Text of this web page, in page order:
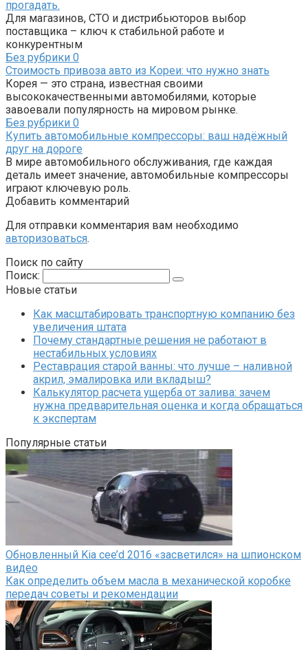
прогадать.
Для магазинов, СТО и дистрибьюторов выбор
поставщика – ключ к стабильной работе и
конкурентным
Без рубрики 0
Стоимость привоза авто из Кореи: что нужно знать
Корея — это страна, известная своими
высококачественными автомобилями, которые
завоевали популярность на мировом рынке.
Без рубрики 0
Купить автомобильные компрессоры: ваш надёжный
друг на дороге
В мире автомобильного обслуживания, где каждая
деталь имеет значение, автомобильные компрессоры
играют ключевую роль.
Добавить комментарий
Для отправки комментария вам необходимо
авторизоваться.
Поиск по сайту
Поиск:
Новые статьи
Как масштабировать транспортную компанию без
увеличения штата
Почему стандартные решения не работают в
нестабильных условиях
Реставрация старой ванны: что лучше – наливной
акрил, эмалировка или вкладыш?
Калькулятор расчета ущерба от залива: зачем
нужна предварительная оценка и когда обращаться
к экспертам
Популярные статьи
Обновленный Kia cee’d 2016 «засветился» на шпионском
видео
Как определить объем масла в механической коробке
передач советы и рекомендации